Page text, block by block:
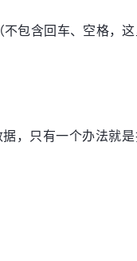
包含回车、空格，这
，只有一个办法就